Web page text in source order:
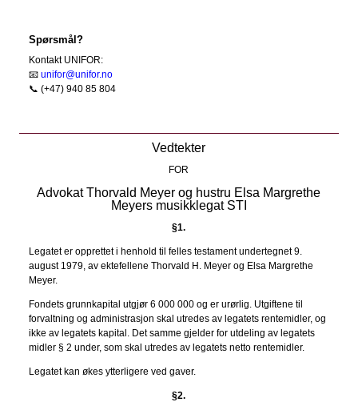
Spørsmål?
Kontakt UNIFOR:
📧 unifor@unifor.no
📞 (+47) 940 85 804
Vedtekter
FOR
Advokat Thorvald Meyer og hustru Elsa Margrethe
Meyers musikklegat STI
§1.
Legatet er opprettet i henhold til felles testament undertegnet 9.
august 1979, av ektefellene Thorvald H. Meyer og Elsa Margrethe
Meyer.
Fondets grunnkapital utgjør 6 000 000 og er urørlig. Utgiftene til
forvaltning og administrasjon skal utredes av legatets rentemidler, og
ikke av legatets kapital. Det samme gjelder for utdeling av legatets
midler § 2 under, som skal utredes av legatets netto rentemidler.
Legatet kan økes ytterligere ved gaver.
§2.